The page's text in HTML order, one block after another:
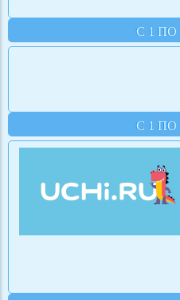
С 1 ПО
С 1 ПО